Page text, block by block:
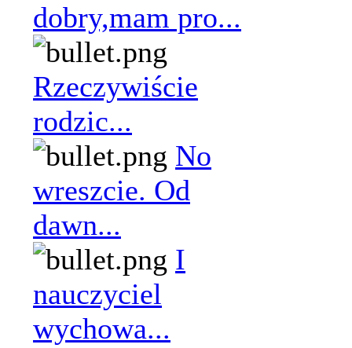
dobry,mam pro...
Rzeczywiście
rodzic...
No
wreszcie. Od
dawn...
I
nauczyciel
wychowa...